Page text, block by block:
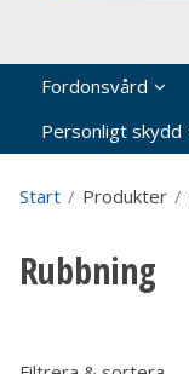
Fordonsvård
Personligt skydd
Start / Produkter /
Rubbning